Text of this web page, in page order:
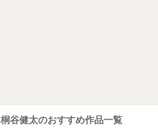
桐谷健太のおすすめ作品一覧